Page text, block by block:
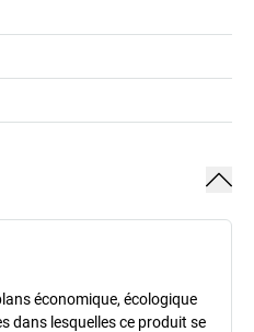
économique, écologique
dans lesquelles ce produit se